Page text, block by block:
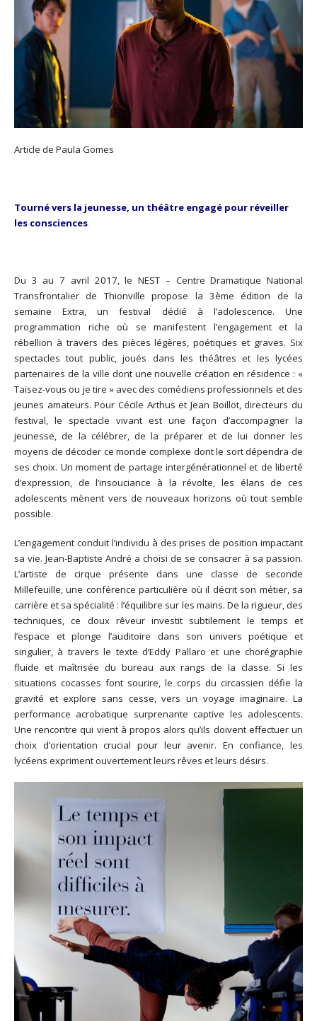
Article de Paula Gomes
Tourné vers la jeunesse, un théâtre engagé pour réveiller
les consciences
Du 3 au 7 avril 2017, le NEST – Centre Dramatique National
Transfrontalier de Thionville propose la 3ème édition de la
semaine Extra, un festival dédié à l’adolescence. Une
programmation riche où se manifestent l’engagement et la
rébellion à travers des pièces légères, poétiques et graves. Six
spectacles tout public, joués dans les théâtres et les lycées
partenaires de la ville dont une nouvelle création en résidence : «
Taisez-vous ou je tire » avec des comédiens professionnels et des
jeunes amateurs. Pour Cécile Arthus et Jean Boillot, directeurs du
festival, le spectacle vivant est une façon d’accompagner la
jeunesse, de la célébrer, de la préparer et de lui donner les
moyens de décoder ce monde complexe dont le sort dépendra de
ses choix. Un moment de partage intergénérationnel et de liberté
d’expression, de l’insouciance à la révolte, les élans de ces
adolescents mènent vers de nouveaux horizons où tout semble
possible.
L’engagement conduit l’individu à des prises de position impactant
sa vie. Jean-Baptiste André a choisi de se consacrer à sa passion.
L’artiste de cirque présente dans une classe de seconde
Millefeuille, une conférence particulière où il décrit son métier, sa
carrière et sa spécialité : l’équilibre sur les mains. De la rigueur, des
techniques, ce doux rêveur investit subtilement le temps et
l’espace et plonge l’auditoire dans son univers poétique et
singulier, à travers le texte d’Eddy Pallaro et une chorégraphie
fluide et maîtrisée du bureau aux rangs de la classe. Si les
situations cocasses font sourire, le corps du circassien défie la
gravité et explore sans cesse, vers un voyage imaginaire. La
performance acrobatique surprenante captive les adolescents.
Une rencontre qui vient à propos alors qu’ils doivent effectuer un
choix d’orientation crucial pour leur avenir. En confiance, les
lycéens expriment ouvertement leurs rêves et leurs désirs.